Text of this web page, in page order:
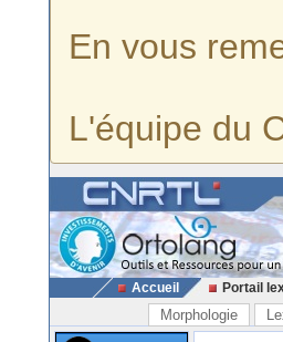
En vous
L'équipe du
Accueil Portail
Morphologie